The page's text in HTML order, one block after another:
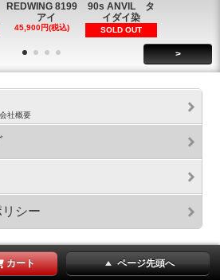
REDWING 8199
アイ
45,900円(税込)
90s ANVIL タ
イダイ染
SOLD OUT
>
社概要
シー
カート ページ先頭へ